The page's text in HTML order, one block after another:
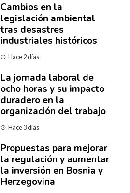
Cambios en la
legislación ambiental
tras desastres
industriales históricos
Hace 2 días
La jornada laboral de
ocho horas y su impacto
duradero en la
organización del trabajo
Hace 3 días
Propuestas para mejorar
la regulación y aumentar
la inversión en Bosnia y
Herzegovina